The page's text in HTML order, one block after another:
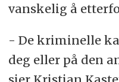
vanskelig å
- De kriminelle
deg eller på den